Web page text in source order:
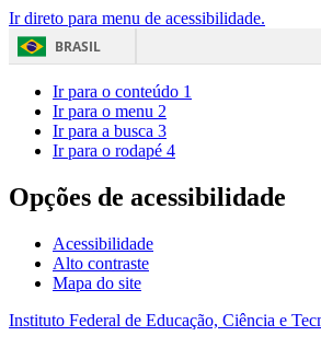
Ir direto para menu de acessibilidade.
BRASIL
Acesso
Ir para o conteúdo 1
Ir para o menu 2
Ir para a busca 3
Ir para o rodapé 4
Opções de acessibilidade
Acessibilidade
Alto contraste
Mapa do site
Instituto Federal de Educação, Ciência e